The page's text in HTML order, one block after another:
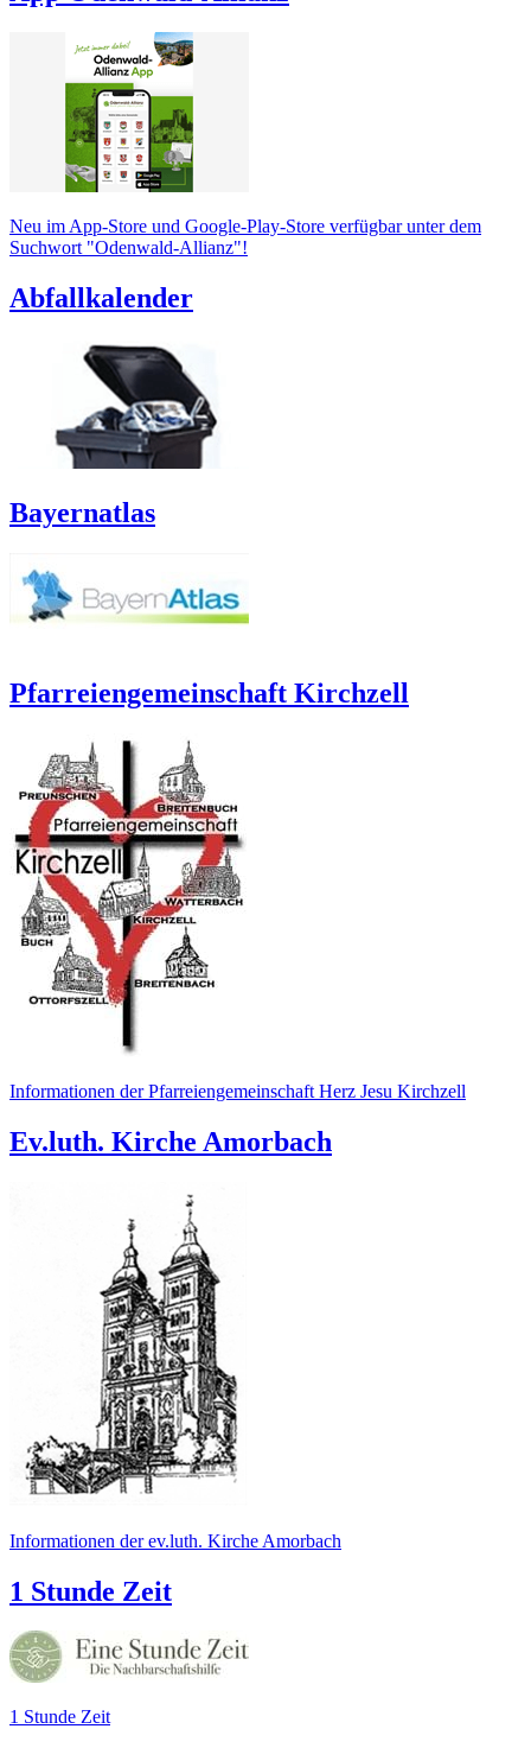
Neu im App-Store und Google-Play-Store verfügbar unter dem
Suchwort "Odenwald-Allianz"!
Abfallkalender
Bayernatlas
Pfarreiengemeinschaft Kirchzell
Informationen der Pfarreiengemeinschaft Herz Jesu Kirchzell
Ev.luth. Kirche Amorbach
Informationen der ev.luth. Kirche Amorbach
1 Stunde Zeit
1 Stunde Zeit